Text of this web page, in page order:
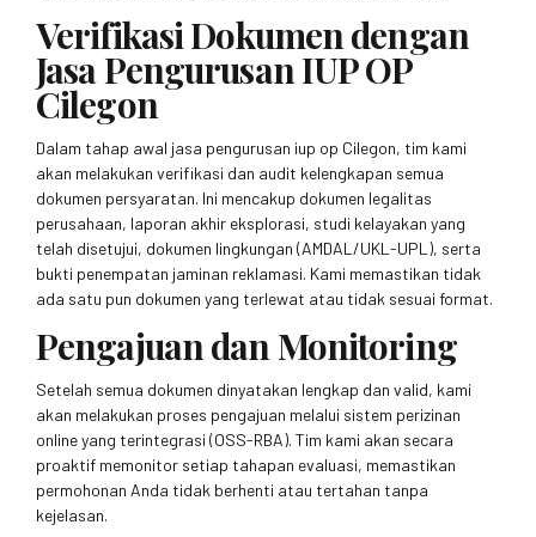
Verifikasi Dokumen dengan
Jasa Pengurusan IUP OP
Cilegon
Dalam tahap awal jasa pengurusan iup op Cilegon, tim kami
akan melakukan verifikasi dan audit kelengkapan semua
dokumen persyaratan. Ini mencakup dokumen legalitas
perusahaan, laporan akhir eksplorasi, studi kelayakan yang
telah disetujui, dokumen lingkungan (AMDAL/UKL-UPL), serta
bukti penempatan jaminan reklamasi. Kami memastikan tidak
ada satu pun dokumen yang terlewat atau tidak sesuai format.
Pengajuan dan Monitoring
Setelah semua dokumen dinyatakan lengkap dan valid, kami
akan melakukan proses pengajuan melalui sistem perizinan
online yang terintegrasi (OSS-RBA). Tim kami akan secara
proaktif memonitor setiap tahapan evaluasi, memastikan
permohonan Anda tidak berhenti atau tertahan tanpa
kejelasan.